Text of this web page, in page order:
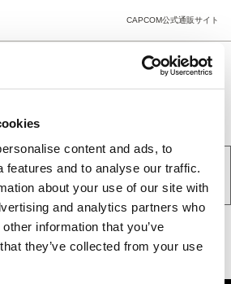
content and ads, to
features and to analyse our traffic.
about your use of our site with
and analytics partners who
information that you’ve
they’ve collected from your use
CAPCOM公式通販サイト
っておりません。
「お買い物を続ける」 をクリックしてく